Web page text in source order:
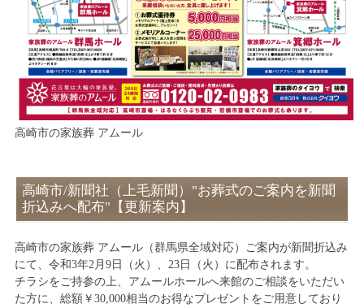
高崎市の家族葬 アムール
高崎市/新聞社（上毛新聞）"お葬式のご案内を新聞
折込みへ配布"【更新案内】
高崎市の家族葬 アムール（群馬県全域対応）ご案内が新聞折込み
にて、令和3年2月9日（火）、23日（火）に配布されます。
チラシをご持参の上、アムールホールへ来館のご相談をいただい
た方に、総額￥30,000相当のお得なプレゼントをご用意しており